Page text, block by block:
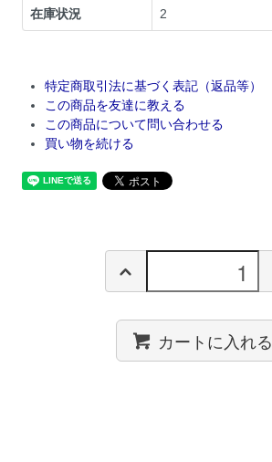
在庫状況 2
特定商取引法に基づく表記（返品等）
この商品を友達に教える
この商品について問い合わせる
買い物を続ける
カートに入れる